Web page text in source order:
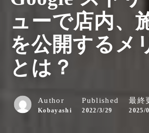
ューで店内、
を公開するメ
とは？
Author
Kobayashi
Published
2022/3/29
最終
2025/